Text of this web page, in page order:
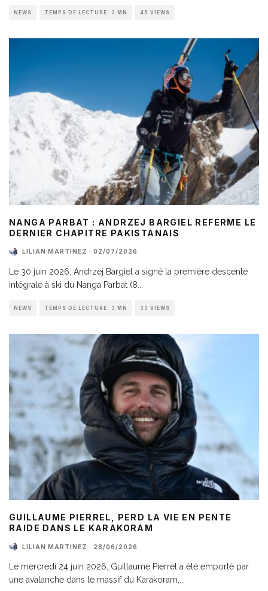
NEWS TEMPS DE LECTURE: 3 MN 45 VIEWS
NANGA PARBAT : ANDRZEJ BARGIEL REFERME LE
DERNIER CHAPITRE PAKISTANAIS
LILIAN MARTINEZ · 02/07/2026
Le 30 juin 2026, Andrzej Bargiel a signé la première descente
intégrale à ski du Nanga Parbat (8
NEWS TEMPS DE LECTURE: 3 MN 33 VIEWS
GUILLAUME PIERREL, PERD LA VIE EN PENTE
RAIDE DANS LE KARAKORAM
LILIAN MARTINEZ · 28/06/2026
Le mercredi 24 juin 2026, Guillaume Pierrel a été emporté par
une avalanche dans le massif du Karakoram,...